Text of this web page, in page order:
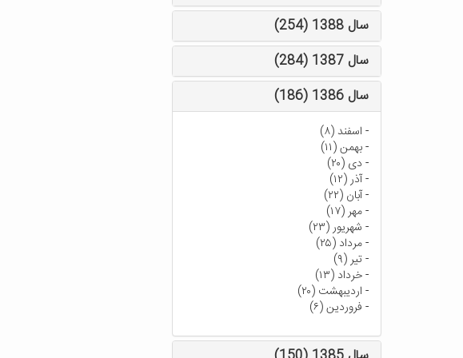
سال 1388 (254)
سال 1387 (284)
سال 1386 (186)
- اسفند (۸)
-بهمن (۱۱)
- دی (۲۰)
-آذر (۱۲)
-آبان (۲۲)
-مهر (۱۷)
- شهریور (۲۳)
-مرداد (۲۵)
-تیر (۹)
-خرداد (۱۳)
- اردیبهشت (۲۰)
- فروردین (۶)